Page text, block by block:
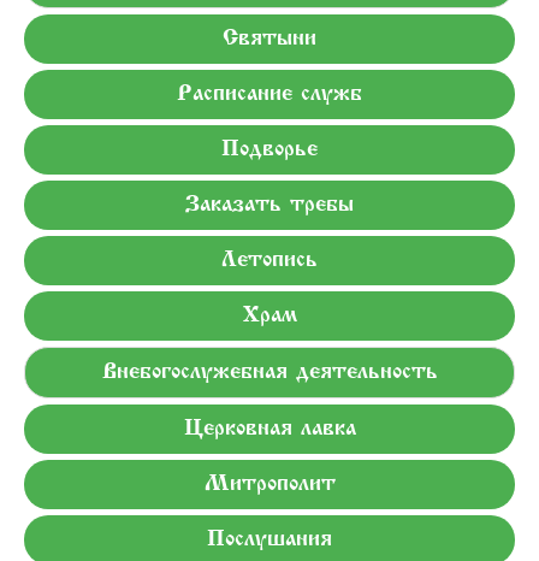
Святыни
Расписание служб
Подворье
Заказать требы
Летопись
Храм
Внебогослужебная деятельность
Церковная лавка
Митрополит
Послушания